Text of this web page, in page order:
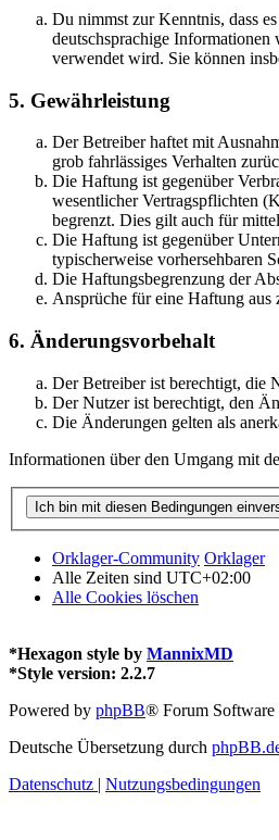
Du nimmst zur Kenntnis, dass
deutschsprachige
verwendet wird. Sie können
5. Gewährleistung
Der Betreiber haftet mit
grob fahrlässiges Verhalten
Die Haftung ist gegenüber
wesentlicher Vertragspflichten
begrenzt. Dies gilt auch für
Die Haftung ist gegenüber
typischerweise vorhersehbaren
Die Haftungsbegrenzung der
Ansprüche für eine Haftung aus
6. Änderungsvorbehalt
Der Betreiber ist berechtigt, die
Der Nutzer ist berechtigt, den
Die Änderungen gelten als
Informationen über den Umgang mit
Orklager-Community Orklager
Alle Zeiten sind UTC+02:00
Alle Cookies löschen
*Hexagon style by MannixMD
*Style version: 2.2.7
Powered by phpBB® Forum
Deutsche Übersetzung durch
Datenschutz | Nutzungsbedingungen